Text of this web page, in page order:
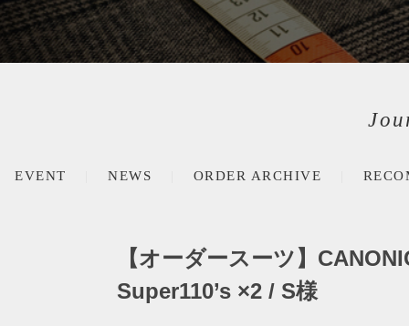
EVENT NEWS ORDER ARCHIVE
【オーダースーツ】
Super110’s ×2 / S様